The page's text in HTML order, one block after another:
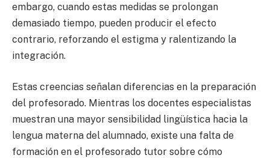
embargo, cuando estas medidas se prolongan
demasiado tiempo, pueden producir el efecto
contrario, reforzando el estigma y ralentizando la
integración.
Estas creencias señalan diferencias en la preparación
del profesorado. Mientras los docentes especialistas
muestran una mayor sensibilidad lingüística hacia la
lengua materna del alumnado, existe una falta de
formación en el profesorado tutor sobre cómo